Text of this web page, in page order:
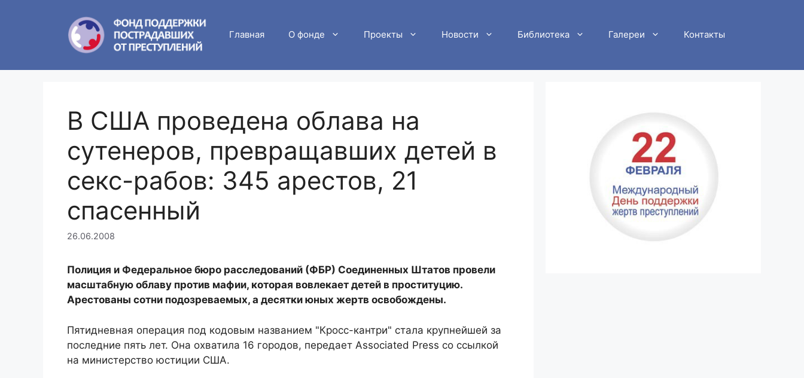
Главная О фонде Проекты Новости Библиотека Галереи Контакты
В США проведена облава на
сутенеров, превращавших детей в
секс-рабов: 345 арестов, 21
спасенный
26.06.2008
Полиция и Федеральное бюро расследований (ФБР) Соединенных Штатов провели
масштабную облаву против мафии, которая вовлекает детей в проституцию.
Арестованы сотни подозреваемых, а десятки юных жертв освобождены.
Пятидневная операция под кодовым названием "Кросс-кантри" стала крупнейшей за
последние пять лет. Она охватила 16 городов, передает Associated Press со ссылкой
на министерство юстиции США.